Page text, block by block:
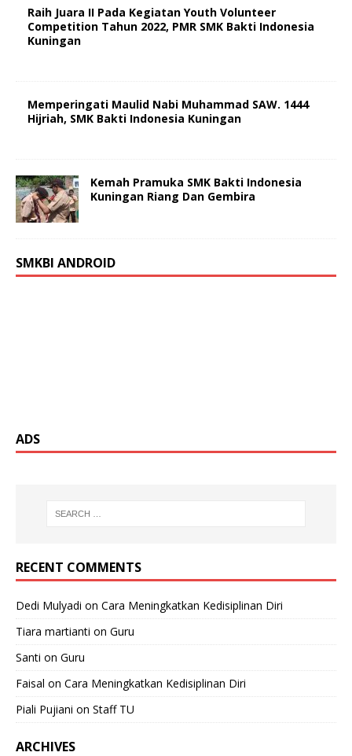
Raih Juara II Pada Kegiatan Youth Volunteer
Competition Tahun 2022, PMR SMK Bakti Indonesia
Kuningan
Memperingati Maulid Nabi Muhammad SAW. 1444
Hijriah, SMK Bakti Indonesia Kuningan
Kemah Pramuka SMK Bakti Indonesia
Kuningan Riang Dan Gembira
SMKBI ANDROID
ADS
RECENT COMMENTS
Dedi Mulyadi on Cara Meningkatkan Kedisiplinan Diri
Tiara martianti on Guru
Santi on Guru
Faisal on Cara Meningkatkan Kedisiplinan Diri
Piali Pujiani on Staff TU
ARCHIVES